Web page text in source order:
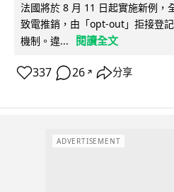
法國將於 8 月 11 日起實施新例，
致電推銷，由「opt-out」拒接登
機制。違...
閱讀全文
337 26 ↗ 分享
ADVERTISEMENT